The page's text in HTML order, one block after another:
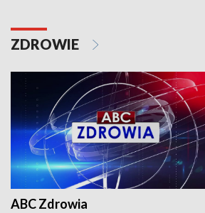
ZDROWIE
ABC Zdrowia